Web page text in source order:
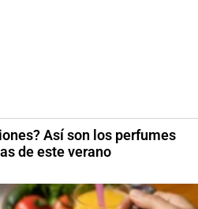
Así son los perfumes
de este verano